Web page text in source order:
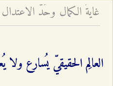
العالِم الحقيقيّ يُسارع ولا